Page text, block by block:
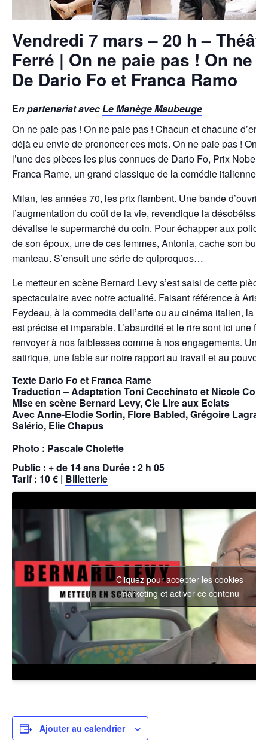
Vendredi 7 mars – 20 h –
Ferré | On ne paie pas ! On ne
De Dario Fo et Franca Ramo
En partenariat avecLe Manège Maubeuge
On ne paie pas ! On ne paie pas ! Chacun et chacune
déjà eu envie de prononcer ces mots. On ne paie pas ! On
l’une des pièces les plus connues de Dario Fo, Prix Nobel
Franca Rame, un grand classique de la comédie italienne
Milan, les années 70, les prix flambent. Une bande
l’augmentation du coût de la vie, revendique la
dévalise le supermarché du coin. Pour échapper aux
de son époux, une de ces femmes, Antonia, cache son
manteau. S’ensuit une série de quiproquos…
Le metteur en scène Bernard Levy s’est saisi de cette
spectaculaire avec notre actualité. Faisant référence à
Feydeau, à la commedia dell’arte ou au cinéma italien, la
est précise et imparable. L’absurdité et le rire sont ici une
renvoyer à nos faiblesses comme à nos engagements. Une
satirique, une fable sur notre rapport au travail et au pouvoir
Texte Dario Fo et Franca Rame
Traduction – Adaptation Toni Cecchinato et Nicole
Mise en scène Bernard Levy, Cie Lire aux Eclats
Avec Anne-Elodie Sorlin, Flore Babled, Grégoire
Salério, Elie Chapus
Photo : Pascale Cholette
Public : + de 14 ans Durée : 2 h 05
Tarif : 10 € | Billetterie
Cliquez pour accepter les cookies
marketing et activer ce contenu
Ajouter au calendrier